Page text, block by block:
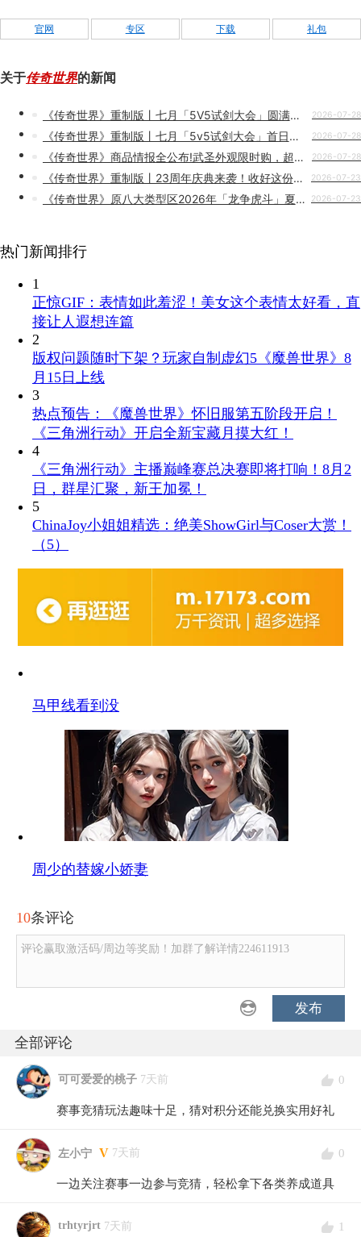
官网 专区 下载 礼包
关于传奇世界的新闻
《传奇世界》重制版丨七月「5V5试剑大会」圆满收官！冠军名单出炉 2026-07-28
《传奇世界》重制版丨七月「5v5试剑大会」首日赛程进展 2026-07-28
《传奇世界》商品情报全公布!武圣外观限时购，超值免单等你赢! 2026-07-28
《传奇世界》重制版丨23周年庆典来袭！收好这份福利攻略 2026-07-23
《传奇世界》原八大类型区2026年「龙争虎斗」夏季赛，区服冠军战队出炉！ 2026-07-23
热门新闻排行
1
正惊GIF：表情如此羞涩！美女这个表情太好看，直
接让人遐想连篇
2
版权问题随时下架？玩家自制虚幻5《魔兽世界》8
月15日上线
3
热点预告：《魔兽世界》怀旧服第五阶段开启！
《三角洲行动》开启全新宝藏月摸大红！
4
《三角洲行动》主播巅峰赛总决赛即将打响！8月2
日，群星汇聚，新王加冕！
5
ChinaJoy小姐姐精选：绝美ShowGirl与Coser大赏！
（5）
马甲线看到没
周少的替嫁小娇妻
10条评论
评论赢取激活码/周边等奖励！加群了解详情224611913
发布
全部评论
可可爱爱的桃子 7天前 0
赛事竞猜玩法趣味十足，猜对积分还能兑换实用好礼
左小宁 V 7天前 0
一边关注赛事一边参与竞猜，轻松拿下各类养成道具
trhtyrjrt 7天前 1